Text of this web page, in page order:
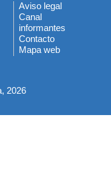
Menú
del
pie
Aviso legal
Canal
informantes
Contacto
Mapa web
2026